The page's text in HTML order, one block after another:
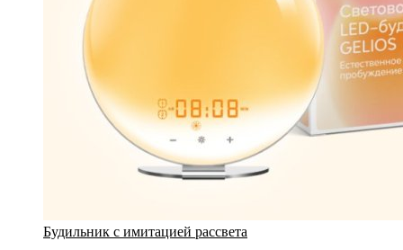
Будильник с имитацией рассвета